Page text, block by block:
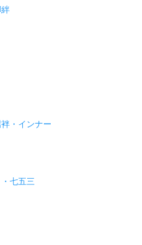
・インナー
七五三